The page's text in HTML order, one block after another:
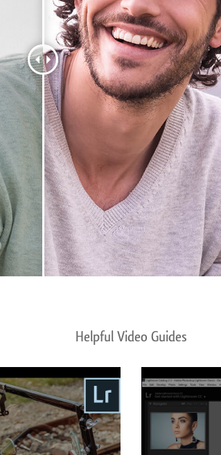
Mücevher Rötuş Hizmetleri
Helpful Video Guides